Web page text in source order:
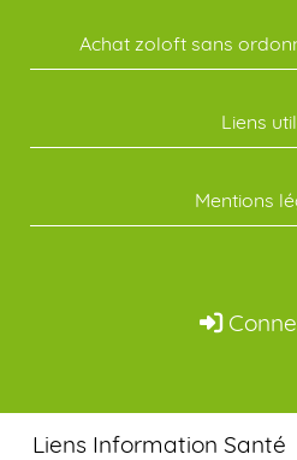
Achat zoloft sans
Liens
Mentions
Liens Information Santé